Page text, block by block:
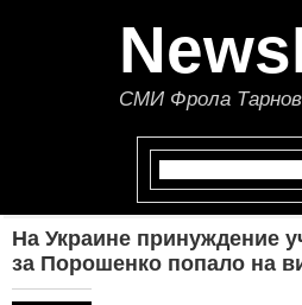
СМИ Фрола
На Украине принуждение
за Порошенко попало на